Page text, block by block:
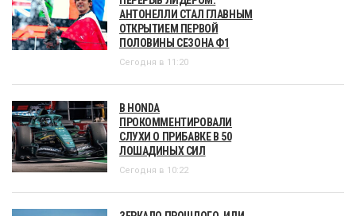
АНТОНЕЛЛИ СТАЛ ГЛАВНЫМ
ОТКРЫТИЕМ ПЕРВОЙ
ПОЛОВИНЫ СЕЗОНА Ф1
Сегодня в 11:20
В HONDA
ПРОКОММЕНТИРОВАЛИ
СЛУХИ О ПРИБАВКЕ В 50
ЛОШАДИНЫХ СИЛ
Сегодня в 10:22